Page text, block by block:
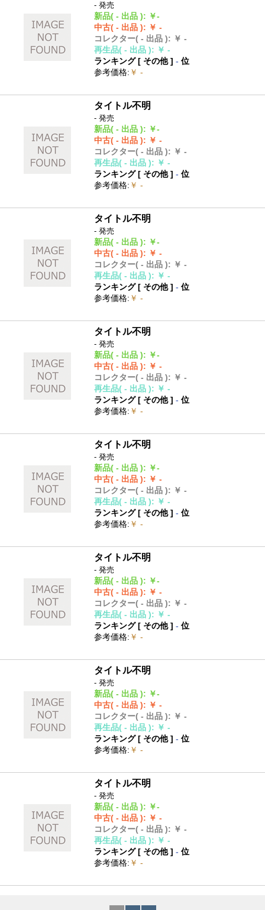
- 発売
新品( - 出品 ): ￥-
中古( - 出品 ): ￥ -
コレクター( - 出品 ): ￥ -
再生品( - 出品 ): ￥ -
ランキング [ その他]- 位
参考価格: ￥ -
タイトル不明
- 発売
新品( - 出品 ): ￥-
中古( - 出品 ): ￥ -
コレクター( - 出品 ): ￥ -
再生品( - 出品 ): ￥ -
ランキング [ その他]- 位
参考価格: ￥ -
タイトル不明
- 発売
新品( - 出品 ): ￥-
中古( - 出品 ): ￥ -
コレクター( - 出品 ): ￥ -
再生品( - 出品 ): ￥ -
ランキング [ その他]- 位
参考価格: ￥ -
タイトル不明
- 発売
新品( - 出品 ): ￥-
中古( - 出品 ): ￥ -
コレクター( - 出品 ): ￥ -
再生品( - 出品 ): ￥ -
ランキング [ その他]- 位
参考価格: ￥ -
タイトル不明
- 発売
新品( - 出品 ): ￥-
中古( - 出品 ): ￥ -
コレクター( - 出品 ): ￥ -
再生品( - 出品 ): ￥ -
ランキング [ その他]- 位
参考価格: ￥ -
タイトル不明
- 発売
新品( - 出品 ): ￥-
中古( - 出品 ): ￥ -
コレクター( - 出品 ): ￥ -
再生品( - 出品 ): ￥ -
ランキング [ その他]- 位
参考価格: ￥ -
タイトル不明
- 発売
新品( - 出品 ): ￥-
中古( - 出品 ): ￥ -
コレクター( - 出品 ): ￥ -
再生品( - 出品 ): ￥ -
ランキング [ その他]- 位
参考価格: ￥ -
タイトル不明
- 発売
新品( - 出品 ): ￥-
中古( - 出品 ): ￥ -
コレクター( - 出品 ): ￥ -
再生品( - 出品 ): ￥ -
ランキング [ その他]- 位
参考価格: ￥ -